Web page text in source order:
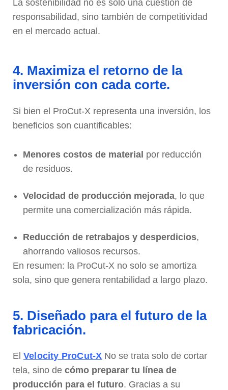
La sostenibilidad no es solo una cuestión de
responsabilidad, sino también de competitividad
en el mercado actual.
4. Maximiza el retorno de la
inversión con cada corte.
Si bien el ProCut-X representa una inversión, los
beneficios son cuantificables:
Menores costos de material por reducción
de residuos.
Velocidad de producción mejorada, lo que
permite una comercialización más rápida.
Reducción de retrabajos y desperdicios,
ahorrando valiosos recursos.
En resumen: la ProCut-X no solo se amortiza
sola, sino que genera rentabilidad a largo plazo.
5. Diseñado para el futuro de la
fabricación.
El Velocity ProCut-X No se trata solo de cortar
tela, sino de cómo preparar tu línea de
producción para el futuro. Gracias a su